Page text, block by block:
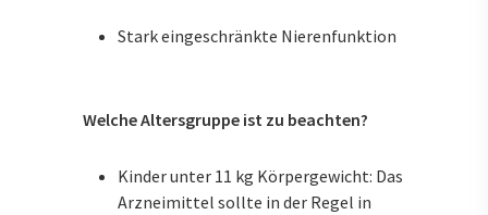
Stark eingeschränkte Nierenfunktion
Welche Altersgruppe ist zu beachten?
Kinder unter 11 kg Körpergewicht: Das
Arzneimittel sollte in der Regel in